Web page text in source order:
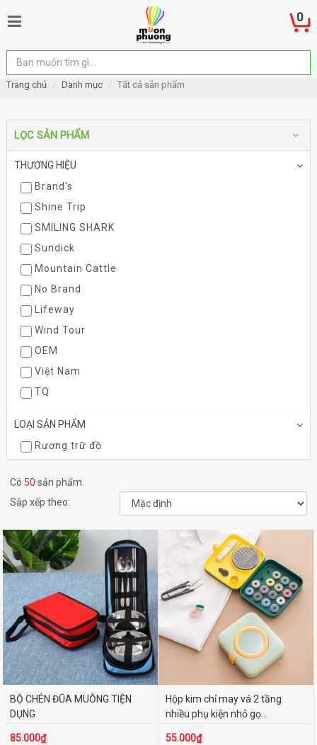
0
Trang chủ Danh mục Tất cả sản phẩm
LỌC SẢN PHẨM
THƯƠNG HIỆU
Brand's
Shine Trip
SMILING SHARK
Sundick
Mountain Cattle
No Brand
Lifeway
Wind Tour
OEM
Việt Nam
TQ
LOẠI SẢN PHẨM
Rương trữ đồ
chén bát
Hộp kim chỉ may vá
khay kệ chén bát
cọc lều
võng
Vệ sinh
Phụ kiện khác
Dụng cụ nấu nướng
Dụng cụ trữ & lọc nước
Đồ dùng uống trà & cà phê
Lều & vật dụng
Đèn lồng
Bếp cắm trại
Có 50 sản phẩm.
Sắp xếp theo:
BỘ CHÉN ĐŨA MUỖNG TIỆN
DỤNG
85.000₫
Hộp kim chỉ may vá 2 tầng
nhiều phụ kiện nhỏ gọ...
55.000₫